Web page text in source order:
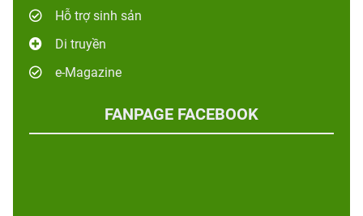
Hỗ trợ sinh sản
Di truyền
e-Magazine
FANPAGE FACEBOOK